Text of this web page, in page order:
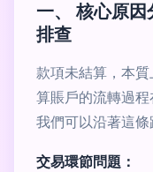
一、 核心原
排查
款項未結算，本
算賬戶的流轉過程
我們可以沿著這條
交易環節問題：